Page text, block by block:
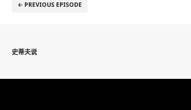
← PREVIOUS EPISODE
史蒂夫说